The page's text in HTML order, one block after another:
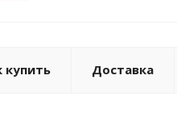
купить Доставка